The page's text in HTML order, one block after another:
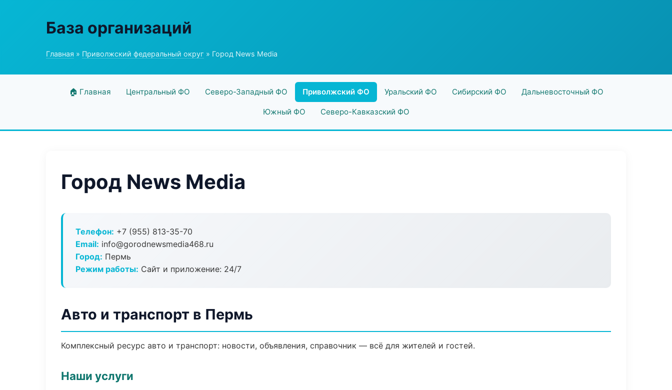
База организаций
Главная » Приволжский федеральный округ » Город News Media
🏠 Главная Центральный ФО Северо-Западный ФО Приволжский ФО Уральский ФО Сибирский ФО Дальневосточный ФО
Южный ФО Северо-Кавказский ФО
Город News Media
Телефон: +7 (955) 813-35-70
Email: info@gorodnewsmedia468.ru
Город: Пермь
Режим работы: Сайт и приложение: 24/7
Авто и транспорт в Пермь
Комплексный ресурс авто и транспорт: новости, объявления, справочник — всё для жителей и гостей.
Наши услуги